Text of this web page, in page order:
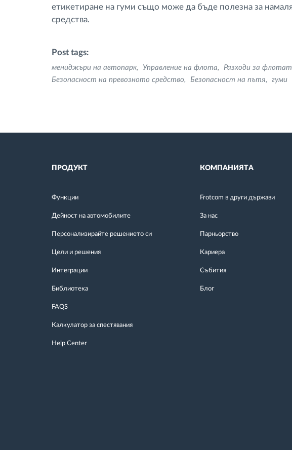
етикетиране на гуми също може да бъде полезна за
средства.
Post tags:
мениджъри на автопарк Управление на флота
Разходи за
Безопасност на превозното средство
Безопасност на пътя гуми
ПРОДУКТ
Функции
Дейност на автомобилите
Персонализирайте решението си
Цели и решения
Интеграции
Библиотека
FAQS
Калкулатор за спестявания
Help Center
КОМПАНИЯТА
Frotcom в други държави
За нас
Парньорство
Кариера
Събития
Блог